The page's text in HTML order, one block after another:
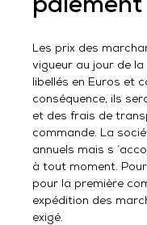
paiement
Les prix des
vigueur au jour de
libellés en Euros et
conséquence, ils
et des frais de
commande. La
annuels mais s
à tout moment.
pour la première
expédition des
exigé.